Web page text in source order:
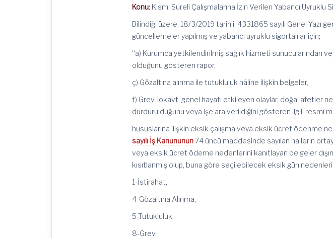
Konu: Kısmi Süreli Çalışmalarına İzin Verilen Yabancı Uyruklu
Bilindiği üzere, 18/3/2019 tarihli, 4331865 sayılı Genel Yazı
güncellemeler yapılmış ve yabancı uyruklu sigortalılar için;
“a) Kurumca yetkilendirilmiş sağlık hizmeti sunucularından
olduğunu gösteren rapor,
ç) Gözaltına alınma ile tutukluluk hâline ilişkin belgeler,
f) Grev, lokavt, genel hayatı etkileyen olaylar, doğal afetler
durdurulduğunu veya işe ara verildiğini gösteren ilgili resmî
hususlarına ilişkin eksik çalışma veya eksik ücret ödenme
sayılı İş Kanununun74 üncü maddesinde sayılan hallerin
veya eksik ücret ödeme nedenlerini kanıtlayan belgeler
kısıtlanmış olup, buna göre seçilebilecek eksik gün nedenleri:
1-İstirahat,
4-Gözaltına Alınma,
5-Tutukluluk,
8-Grev,